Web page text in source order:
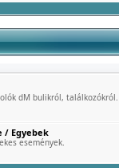
dM bulikról, találkozókról.
/ Egyebek
események.